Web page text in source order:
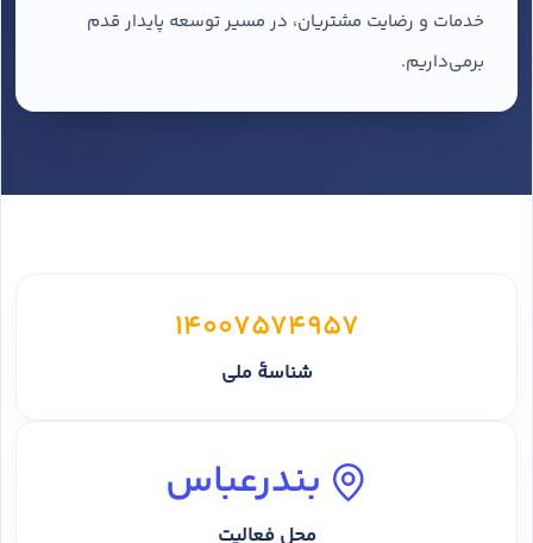
خدمات و رضایت مشتریان، در مسیر توسعه پایدار قدم
برمی‌داریم.
14007574957
شناسهٔ ملی
بندرعباس
محل فعالیت